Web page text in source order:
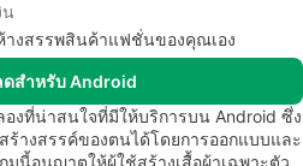
น
างสรรพสินค้าแฟชั่นของคุณเอง
สำหรับ Android
องที่น่าสนใจที่มีให้บริการบน Android ซึ่ง
างสรรค์ของตนได้โดยการออกแบบและ